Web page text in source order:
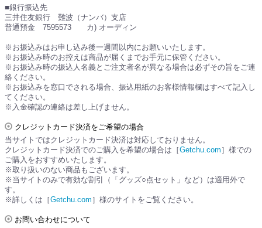
■銀行振込先
三井住友銀行 難波（ナンバ）支店
普通預金 7595573 カ) オーディン
※お振込みはお申し込み後一週間以内にお願いいたします。
※お振込み時のお控えは商品が届くまでお手元に保管ください。
※お振込み時の振込人名義とご注文者名が異なる場合は必ずその旨をご連
絡ください。
※お振込みを窓口でされる場合、振込用紙のお客様情報欄はすべて記入し
てください。
※入金確認の連絡は差し上げません。
クレジットカード決済をご希望の場合
当サイトではクレジットカード決済は対応しておりません。
クレジットカード決済でのご購入を希望の場合は［Getchu.com ］様での
ご購入をおすすめいたします。
※取り扱いのない商品もございます。
※当サイトのみで有効な割引（「グッズ○点セット」など）は適用外で
す。
※詳しくは［Getchu.com ］様のサイトをご覧ください。
お問い合わせについて